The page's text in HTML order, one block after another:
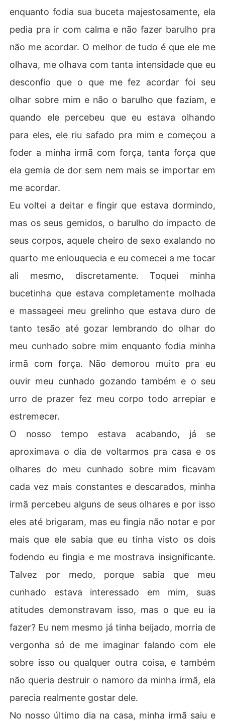
enquanto fodia sua buceta majestosamente, ela
pedia pra ir com calma e não fazer barulho pra
não me acordar. O melhor de tudo é que ele me
olhava, me olhava com tanta intensidade que eu
desconfio que o que me fez acordar foi seu
olhar sobre mim e não o barulho que faziam, e
quando ele percebeu que eu estava olhando
para eles, ele riu safado pra mim e começou a
foder a minha irmã com força, tanta força que
ela gemia de dor sem nem mais se importar em
me acordar.
Eu voltei a deitar e fingir que estava dormindo,
mas os seus gemidos, o barulho do impacto de
seus corpos, aquele cheiro de sexo exalando no
quarto me enlouquecia e eu comecei a me tocar
ali mesmo, discretamente. Toquei minha
bucetinha que estava completamente molhada
e massageei meu grelinho que estava duro de
tanto tesão até gozar lembrando do olhar do
meu cunhado sobre mim enquanto fodia minha
irmã com força. Não demorou muito pra eu
ouvir meu cunhado gozando também e o seu
urro de prazer fez meu corpo todo arrepiar e
estremecer.
O nosso tempo estava acabando, já se
aproximava o dia de voltarmos pra casa e os
olhares do meu cunhado sobre mim ficavam
cada vez mais constantes e descarados, minha
irmã percebeu alguns de seus olhares e por isso
eles até brigaram, mas eu fingia não notar e por
mais que ele sabia que eu tinha visto os dois
fodendo eu fingia e me mostrava insignificante.
Talvez por medo, porque sabia que meu
cunhado estava interessado em mim, suas
atitudes demonstravam isso, mas o que eu ia
fazer? Eu nem mesmo já tinha beijado, morria de
vergonha só de me imaginar falando com ele
sobre isso ou qualquer outra coisa, e também
não queria destruir o namoro da minha irmã, ela
parecia realmente gostar dele.
No nosso último dia na casa, minha irmã saiu e